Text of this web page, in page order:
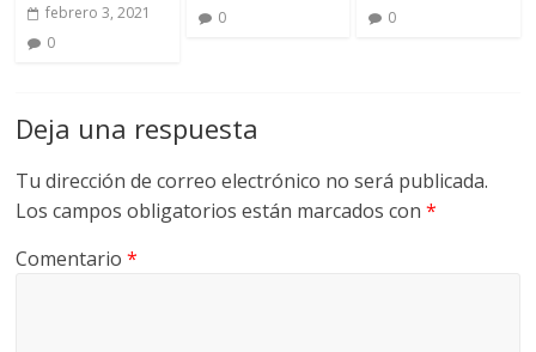
febrero 3, 2021
0
0
0
Deja una respuesta
Tu dirección de correo electrónico no será publicada.
Los campos obligatorios están marcados con*
Comentario*